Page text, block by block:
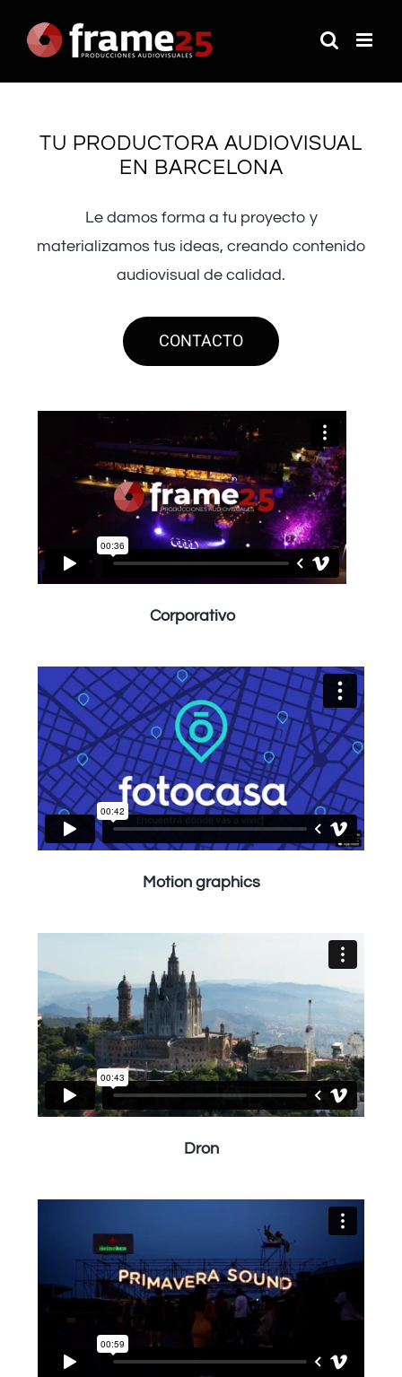
TU PRODUCTORA AUDIOVISUAL
EN BARCELONA
Le damos forma a tu proyecto y
materializamos tus ideas, creando contenido
audiovisual de calidad.
CONTACTO
Corporativo
Motion graphics
Dron